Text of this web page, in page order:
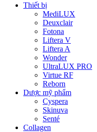
Thiết bị
MediLUX
Deuxclair
Fotona
Liftera V
Liftera A
Wonder
UltraLUX PRO
Virtue RF
Reborn
Dược mỹ phẩm
Cyspera
Skinuva
Senté
Collagen